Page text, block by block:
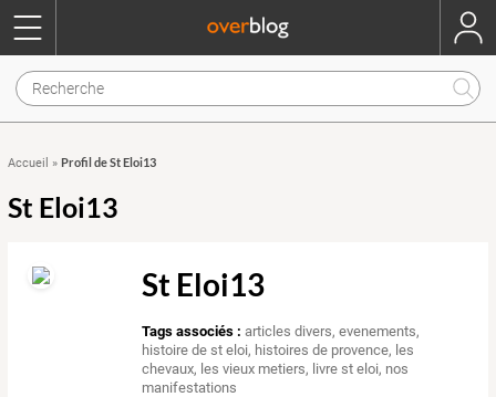
Accueil » Profil de St Eloi13
St Eloi13
St Eloi13
Tags associés : articles divers,evenements,
histoire de st eloi, histoires de provence, les
chevaux, les vieux metiers, livre st eloi, nos
manifestations